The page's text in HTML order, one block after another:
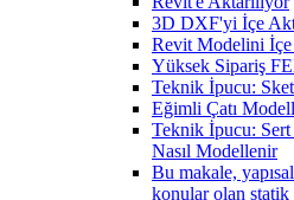
3D DXF'yi İçe
Revit Modelini
Yüksek Sipariş
Teknik İpucu:
Eğimli Çatı
Teknik İpucu:
Nasıl Modellenir
Bu makale,
konular olan